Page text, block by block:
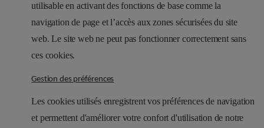
utilisable en activant des fonctions de base comme la
navigation de page et l’accès aux zones sécurisées du site
web. Le site web ne peut pas fonctionner correctement sans
ces cookies.
Gestion des préférences
Les cookies utilisés enregistrent vos préférences de navigation
et permettent d'améliorer votre confort d'utilisation de notre